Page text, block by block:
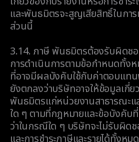
และพันธมิตรจะสูญเสียสิทธิ์ในการ
ส่วนนี้
3.14. ภาษี พันธมิตรต้องรับผิดช
การดำเนินการตามข้อกำหนดทั้ง
ที่อาจมีผลบังคับใช้กับค่าตอบแ
ยังตกลงว่าบริษัทอาจให้ข้อมูลเกี่
พันธมิตรแก่หน่วยงานสาธารณะแ
ใด ๆ ตามที่กฎหมายและข้อบังคับ
ว่าในกรณีใด ๆ บริษัทจะไม่รับผิด
และการชำระภาษีและรายได้ทั้ง